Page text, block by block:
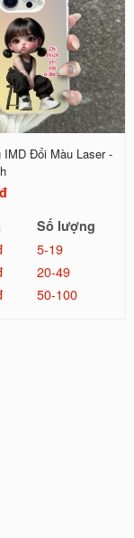
IMD Đổi Màu Laser -
Số lượng
5-19
20-49
50-100